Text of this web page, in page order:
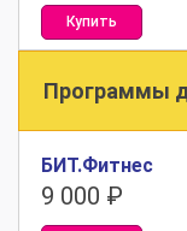
Купить
Программы
БИТ.Фитнес
9 000 ₽